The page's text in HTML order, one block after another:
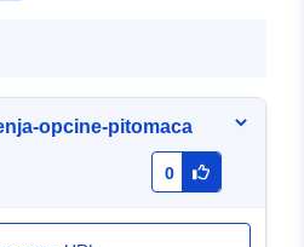
opcine-pitomaca
0